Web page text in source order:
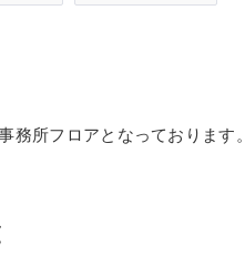
務所フロアとなっております。